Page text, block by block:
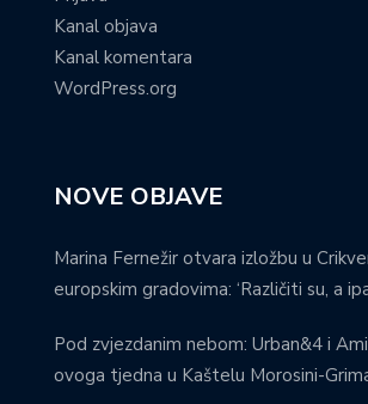
Kanal objava
Kanal komentara
WordPress.org
NOVE OBJAVE
Marina Fernežir otvara izložbu u
europskim gradovima: ‘Različiti su, a
Pod zvjezdanim nebom: Urban&4 i
ovoga tjedna u Kaštelu Morosini-